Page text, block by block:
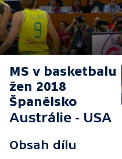
MS v basketbalu
žen 2018
Španělsko
Austrálie - USA
Obsah dílu